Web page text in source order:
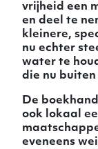
vrijheid een
en deel te
kleinere,
nu echter
water te
die nu
De
ook lokaal
eveneens